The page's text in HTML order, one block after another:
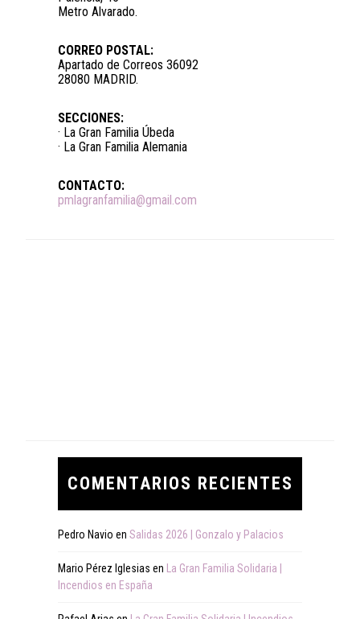
Metro Alvarado.
CORREO POSTAL:
Apartado de Correos 36092
28080 MADRID.
SECCIONES:
· La Gran Familia Úbeda
· La Gran Familia Alemania
CONTACTO:
pmlagranfamilia@gmail.com
COMENTARIOS RECIENTES
Pedro Navio en Salidas 2026 | Gonzalo y Palacios
Mario Pérez Iglesias en
La Gran Familia Solidaria |
Incendios en España